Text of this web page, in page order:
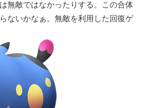
無敵ではなかったりする。この合体
ないかなぁ。無敵を利用した回復ゲ